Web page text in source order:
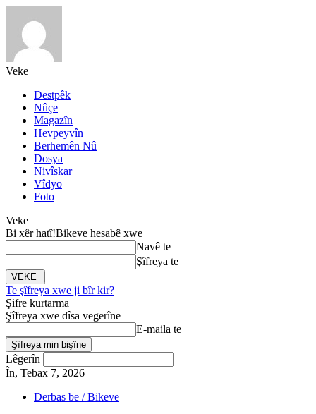
Veke
Destpêk
Nûçe
Magazîn
Hevpeyvîn
Berhemên Nû
Dosya
Nivîskar
Vîdyo
Foto
Veke
Bi xêr hatî!Bikeve hesabê xwe
Navê te
Şîfreya te
Te şîfreya xwe ji bîr kir?
Şifre kurtarma
Şîfreya xwe dîsa vegerîne
E-maila te
Lêgerîn
În, Tebax 7, 2026
Derbas be / Bikeve